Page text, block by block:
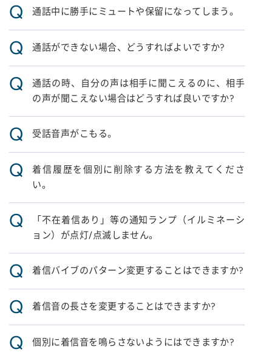
Q 通話中に勝手にミュートや保留になってしまう。
Q 通話ができない場合、どうすればよいですか?
Q
通話の時、自分の声は相手に聞こえるのに、相手
の声が聞こえない場合はどうすれば良いですか?
Q 受話音声がこもる。
Q
着信履歴を個別に削除する方法を教えてくださ
い。
Q
「不在着信あり」等の通知ランプ（イルミネーシ
ョン）が点灯/点滅しません。
Q 着信バイブのパターン変更することはできますか?
Q 着信音の長さを変更することはできますか?
Q 個別に着信音を鳴らさないようにはできますか?